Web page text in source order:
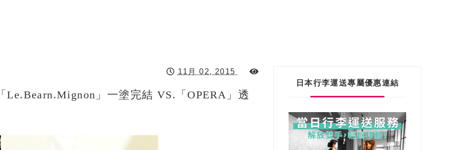
11月 02, 2015
Le.bearn.mignon」一塗完結 VS.「OPERA」透
日本行李運送專屬優惠連結